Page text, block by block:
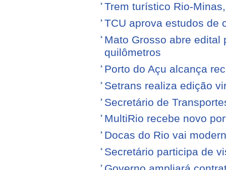
Trem turístico Rio-
TCU aprova estudos de
Mato Grosso abre edital
quilômetros
Porto do Açu alcança
Setrans realiza edição
Secretário de
MultiRio recebe novo
Docas do Rio vai
Secretário participa de